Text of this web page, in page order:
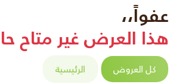
عفواً،،
هذا العرض غير متاح
كل العروض الرئيسية